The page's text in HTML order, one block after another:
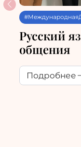
Русский
общения
Подробнее